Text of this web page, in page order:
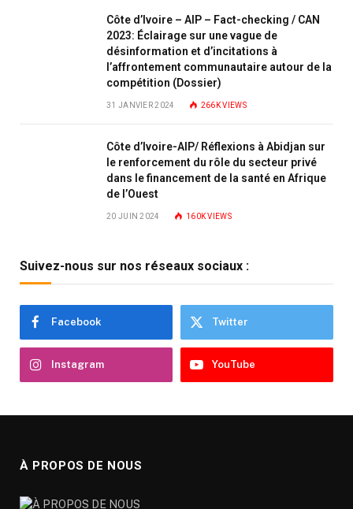
Côte d’Ivoire – AIP – Fact-checking / CAN
2023: Éclairage sur une vague de
désinformation et d’incitations à
l’affrontement communautaire autour de la
compétition (Dossier)
31 JANVIER 2024 266KVIEWS
Côte d’Ivoire-AIP/ Réflexions à Abidjan sur
le renforcement du rôle du secteur privé
dans le financement de la santé en Afrique
de l’Ouest
20 JUIN 2024 160KVIEWS
Suivez-nous sur nos réseaux sociaux :
Facebook Twitter
Instagram YouTube
À PROPOS DE NOUS